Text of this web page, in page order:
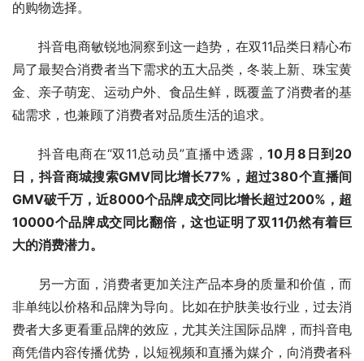
的购物选择。
抖音电商敏锐地洞察到这一趋势，在双11品类日精心布
局了最契合消费者当下需求的五大品类，冬装上新、珠宝黄
金、亲子萌宠、运动户外、食品生鲜，既覆盖了消费者的基
础需求，也兼顾了消费者对品质生活的追求。
抖音电商在“双11总动员”直播中透露，10月8日到20
日，抖音商城搜索GMV同比增长77%，超过380个直播间
GMV破千万，近8000个品牌成交同比增长超过200%，超
10000个品牌成交同比翻倍，这也证明了双11仍然有着巨
大的消费潜力。
另一方面，消费者更加关注产品本身的质量和价值，而
非单纯以价格和品牌为导向。比如在护肤美妆行业，过去消
费者大多更看重品牌的效应，尤其关注国际品牌，而抖音电
商凭借内容传播优势，以短视频和直播为媒介，向消费者科